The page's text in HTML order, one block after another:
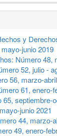
y
junio 2019
Número 48,
52, julio -
56, marzo-
61, enero-
septiembre-
junio 2021
44, marzo-
49, enero-